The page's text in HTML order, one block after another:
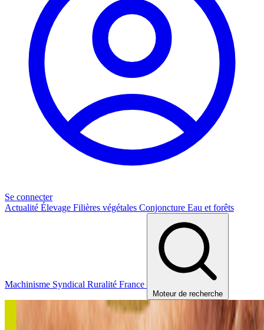
Se connecter
Actualité Élevage Filières végétales Conjoncture Eau et forêts
Machinisme Syndical Ruralité France
Moteur de recherche